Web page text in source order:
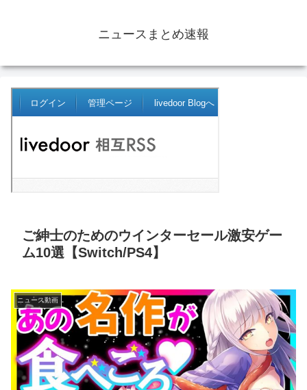
ニュースまとめ速報
ご紳士のためのウインターセール激安ゲー
ム10選【Switch/PS4】
ニュース動画